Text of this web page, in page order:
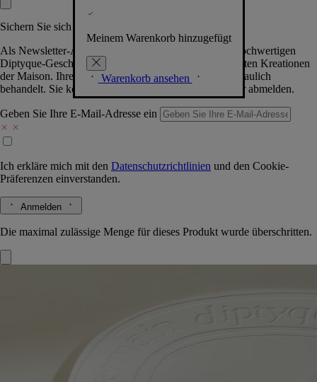
Meinem Warenkorb hinzugefügt
Warenkorb ansehen
Sichern Sie sich exklusive Vorteile
Als Newsletter-Abonnent.in erhalten Sie Zugang zu hochwertigen
Diptyque-Geschenken, Events & News über die neuesten Kreationen
der Maison. Ihre Daten werden selbstverständlich vertraulich
behandelt. Sie können sich jederzeit problemlos wieder abmelden.
Geben Sie Ihre E-Mail-Adresse ein
Ich erkläre mich mit den Datenschutzrichtlinien und den Cookie-
Präferenzen einverstanden.
Anmelden
Die maximal zulässige Menge für dieses Produkt wurde überschritten.